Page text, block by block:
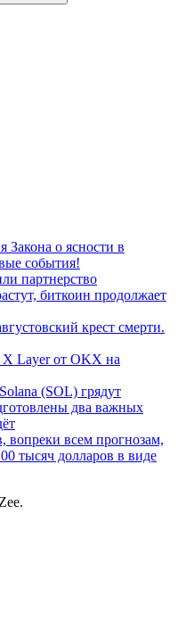
Закона о ясности в
события!
партнерство
биткоин продолжает
крест смерти.
Layer от OKX на
(SOL) грядут
два важных
всем прогнозам,
тысяч долларов в виде